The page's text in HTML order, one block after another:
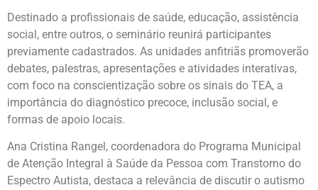
Destinado a profissionais de saúde, educação, assistência
social, entre outros, o seminário reunirá participantes
previamente cadastrados. As unidades anfitriãs promoverão
debates, palestras, apresentações e atividades interativas,
com foco na conscientização sobre os sinais do TEA, a
importância do diagnóstico precoce, inclusão social, e
formas de apoio locais.
Ana Cristina Rangel, coordenadora do Programa Municipal
de Atenção Integral à Saúde da Pessoa com Transtorno do
Espectro Autista, destaca a relevância de discutir o autismo